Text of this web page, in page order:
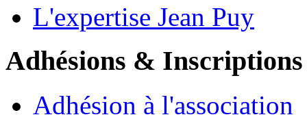
L'expertise Jean Puy
Adhésions & Inscriptions
Adhésion à l'association